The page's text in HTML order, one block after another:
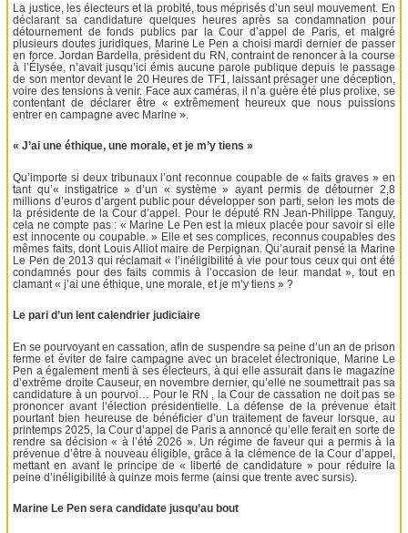
La justice, les électeurs et la probité, tous méprisés d’un seul mouvement. En
déclarant sa candidature quelques heures après sa condamnation pour
détournement de fonds publics par la Cour d’appel de Paris, et malgré
plusieurs doutes juridiques, Marine Le Pen a choisi mardi dernier de passer
en force. Jordan Bardella, président du RN, contraint de renoncer à la course
à l’Élysée, n’avait jusqu’ici émis aucune parole publique depuis le passage
de son mentor devant le 20 Heures de TF1, laissant présager une déception,
voire des tensions à venir. Face aux caméras, il n’a guère été plus prolixe, se
contentant de déclarer être « extrêmement heureux que nous puissions
entrer en campagne avec Marine ».
« J’ai une éthique, une morale, et je m’y tiens »
Qu’importe si deux tribunaux l’ont reconnue coupable de « faits graves » en
tant qu’« instigatrice » d’un « système » ayant permis de détourner 2,8
millions d’euros d’argent public pour développer son parti, selon les mots de
la présidente de la Cour d’appel. Pour le député RN Jean-Philippe Tanguy,
cela ne compte pas : « Marine Le Pen est la mieux placée pour savoir si elle
est innocente ou coupable. » Elle et ses complices, reconnus coupables des
mêmes faits, dont Louis Alliot maire de Perpignan. Qu’aurait pensé la Marine
Le Pen de 2013 qui réclamait « l’inéligibilité à vie pour tous ceux qui ont été
condamnés pour des faits commis à l’occasion de leur mandat », tout en
clamant « j’ai une éthique, une morale, et je m’y tiens » ?
Le pari d’un lent calendrier judiciaire
En se pourvoyant en cassation, afin de suspendre sa peine d’un an de prison
ferme et éviter de faire campagne avec un bracelet électronique, Marine Le
Pen a également menti à ses électeurs, à qui elle assurait dans le magazine
d’extrême droite Causeur, en novembre dernier, qu’elle ne soumettrait pas sa
candidature à un pourvoi… Pour le RN , la Cour de cassation ne doit pas se
prononcer avant l’élection présidentielle. La défense de la prévenue était
pourtant bien heureuse de bénéficier d’un traitement de faveur lorsque, au
printemps 2025, la Cour d’appel de Paris a annoncé qu’elle ferait en sorte de
rendre sa décision « à l’été 2026 ». Un régime de faveur qui a permis à la
prévenue d’être à nouveau éligible, grâce à la clémence de la Cour d’appel,
mettant en avant le principe de « liberté de candidature » pour réduire la
peine d’inéligibilité à quinze mois ferme (ainsi que trente avec sursis).
Marine Le Pen sera candidate jusqu’au bout